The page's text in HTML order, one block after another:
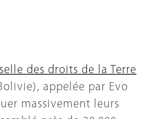
des droits de la Terre
appelée par Evo
massivement leurs